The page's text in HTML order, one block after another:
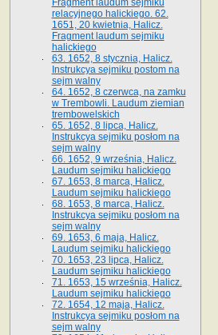
Fragment laudum sejmiku
relacyjnego halickiego. 62.
1651, 20 kwietnia, Halicz.
Fragment laudum sejmiku
halickiego
63. 1652, 8 stycznia, Halicz.
Instrukcya sejmiku postom na
sejm walny
64. 1652, 8 czerwca, na zamku
w Trembowli. Laudum ziemian
trembowelskich
65. 1652, 8 lipca, Halicz.
Instrukcya sejmiku posłom na
sejm walny
66. 1652, 9 września, Halicz.
Laudum sejmiku halickiego
67. 1653, 8 marca, Halicz.
Laudum sejmiku halickiego
68. 1653, 8 marca, Halicz.
Instrukcya sejmiku posłom na
sejm walny
69. 1653, 6 maja, Halicz.
Laudum sejmiku halickiego
70. 1653, 23 lipca, Halicz.
Laudum sejmiku halickiego
71. 1653, 15 września, Halicz.
Laudum sejmiku halickiego
72. 1654, 12 maja, Halicz.
Instrukcya sejmiku posłom na
sejm walny